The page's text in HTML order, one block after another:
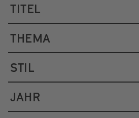
TITEL
THEMA
STIL
JAHR